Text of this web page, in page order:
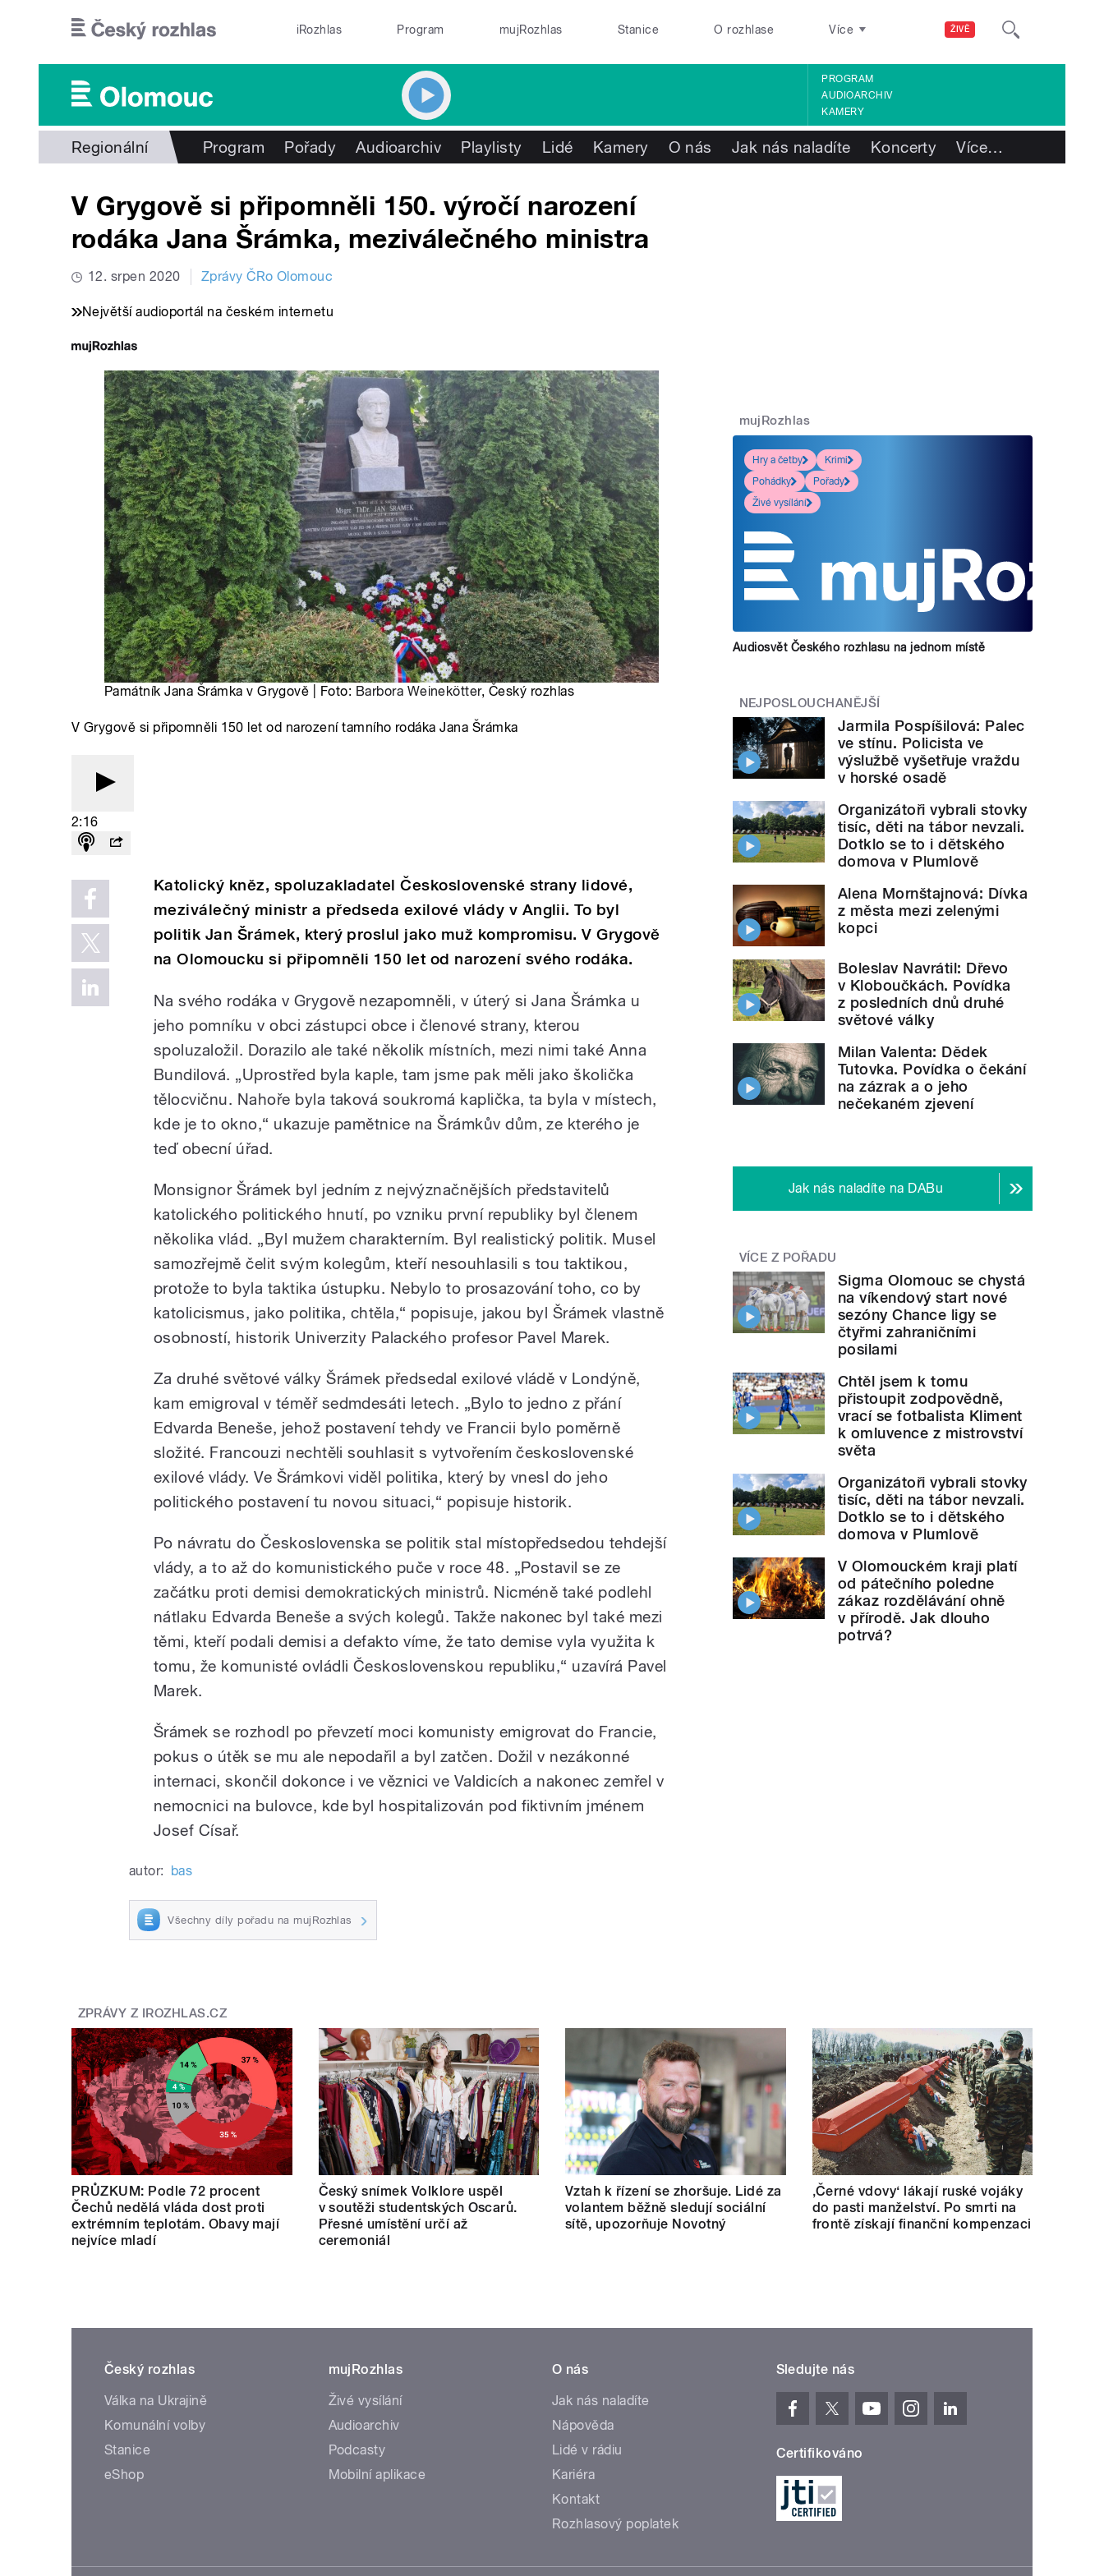
ŽIVĚ
iRozhlas Program mujRozhlas Stanice O rozhlase Více
PROGRAM
AUDIOARCHIV
KAMERY
Regionální Program Pořady Audioarchiv Playlisty Lidé Kamery O nás Jak nás naladíte Koncerty Více…
V Grygově si připomněli 150. výročí narození
rodáka Jana Šrámka, meziválečného ministra
12. srpen 2020 Zprávy ČRo Olomouc
Největší audioportál na českém internetu
Památník Jana Šrámka v Grygově | Foto: Barbora Weinekötter, Český rozhlas
V Grygově si připomněli 150 let od narození tamního rodáka Jana Šrámka
2:16
Katolický kněz, spoluzakladatel Československé strany lidové,
meziválečný ministr a předseda exilové vlády v Anglii. To byl
politik Jan Šrámek, který proslul jako muž kompromisu. V Grygově
na Olomoucku si připomněli 150 let od narození svého rodáka.
Na svého rodáka v Grygově nezapomněli, v úterý si Jana Šrámka u
jeho pomníku v obci zástupci obce i členové strany, kterou
spoluzaložil. Dorazilo ale také několik místních, mezi nimi také Anna
Bundilová. „Uprostřed byla kaple, tam jsme pak měli jako školička
tělocvičnu. Nahoře byla taková soukromá kaplička, ta byla v místech,
kde je to okno,“ ukazuje pamětnice na Šrámkův dům, ze kterého je
teď obecní úřad.
Monsignor Šrámek byl jedním z nejvýznačnějších představitelů
katolického politického hnutí, po vzniku první republiky byl členem
několika vlád. „Byl mužem charakterním. Byl realistický politik. Musel
samozřejmě čelit svým kolegům, kteří nesouhlasili s tou taktikou,
protože to byla taktika ústupku. Nebylo to prosazování toho, co by
katolicismus, jako politika, chtěla,“ popisuje, jakou byl Šrámek vlastně
osobností, historik Univerzity Palackého profesor Pavel Marek.
Za druhé světové války Šrámek předsedal exilové vládě v Londýně,
kam emigroval v téměř sedmdesáti letech. „Bylo to jedno z přání
Edvarda Beneše, jehož postavení tehdy ve Francii bylo poměrně
složité. Francouzi nechtěli souhlasit s vytvořením československé
exilové vlády. Ve Šrámkovi viděl politika, který by vnesl do jeho
politického postavení tu novou situaci,“ popisuje historik.
Po návratu do Československa se politik stal místopředsedou tehdejší
vlády, a to až do komunistického puče v roce 48. „Postavil se ze
začátku proti demisi demokratických ministrů. Nicméně také podlehl
nátlaku Edvarda Beneše a svých kolegů. Takže nakonec byl také mezi
těmi, kteří podali demisi a defakto víme, že tato demise vyla využita k
tomu, že komunisté ovládli Československou republiku,“ uzavírá Pavel
Marek.
Šrámek se rozhodl po převzetí moci komunisty emigrovat do Francie,
pokus o útěk se mu ale nepodařil a byl zatčen. Dožil v nezákonné
internaci, skončil dokonce i ve věznici ve Valdicích a nakonec zemřel v
nemocnici na bulovce, kde byl hospitalizován pod fiktivním jménem
Josef Císař.
autor: bas
Všechny díly pořadu na mujRozhlas
mujRozhlas
Hry a četby
Krimi
Pohádky
Pořady
Živé vysílání
Audiosvět Českého rozhlasu na jednom místě
NEJPOSLOUCHANĚJŠÍ
Jarmila Pospíšilová: Palec
ve stínu. Policista ve
výslužbě vyšetřuje vraždu
v horské osadě
Organizátoři vybrali stovky
tisíc, děti na tábor nevzali.
Dotklo se to i dětského
domova v Plumlově
Alena Mornštajnová: Dívka
z města mezi zelenými
kopci
Boleslav Navrátil: Dřevo
v Kloboučkách. Povídka
z posledních dnů druhé
světové války
Milan Valenta: Dědek
Tutovka. Povídka o čekání
na zázrak a o jeho
nečekaném zjevení
Jak nás naladíte na DABu
VÍCE Z POŘADU
Sigma Olomouc se chystá
na víkendový start nové
sezóny Chance ligy se
čtyřmi zahraničními
posilami
Chtěl jsem k tomu
přistoupit zodpovědně,
vrací se fotbalista Kliment
k omluvence z mistrovství
světa
Organizátoři vybrali stovky
tisíc, děti na tábor nevzali.
Dotklo se to i dětského
domova v Plumlově
V Olomouckém kraji platí
od pátečního poledne
zákaz rozdělávání ohně
v přírodě. Jak dlouho
potrvá?
ZPRÁVY Z IROZHLAS.CZ
PRŮZKUM: Podle 72 procent
Čechů nedělá vláda dost proti
extrémním teplotám. Obavy mají
nejvíce mladí
Český snímek Volklore uspěl
v soutěži studentských Oscarů.
Přesné umístění určí až
ceremoniál
Vztah k řízení se zhoršuje. Lidé za
volantem běžně sledují sociální
sítě, upozorňuje Novotný
‚Černé vdovy‘ lákají ruské vojáky
do pasti manželství. Po smrti na
frontě získají finanční kompenzaci
Český rozhlas
Válka na Ukrajině
Komunální volby
Stanice
eShop
mujRozhlas
Živé vysílání
Audioarchiv
Podcasty
Mobilní aplikace
O nás
Jak nás naladíte
Nápověda
Lidé v rádiu
Kariéra
Kontakt
Rozhlasový poplatek
Sledujte nás
Certifikováno